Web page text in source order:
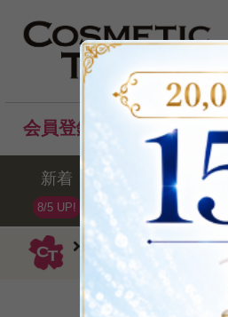
ラ・メール 美
会員登録後のお買い物で
新着
8/5 UP!
セール